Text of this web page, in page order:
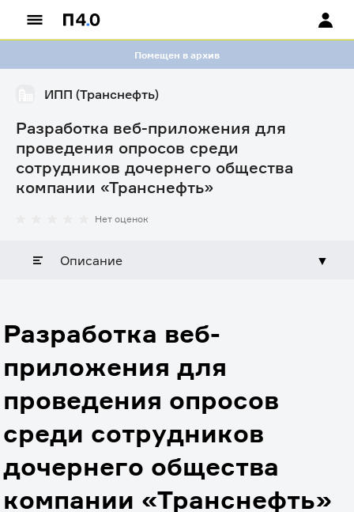
Помещен в архив
ИПП (Транснефть)
Разработка веб-приложения для
проведения опросов среди
сотрудников дочернего общества
компании «Транснефть»
Нет оценок
Описание ▼
Разработка веб-
приложения для
проведения опросов
среди сотрудников
дочернего общества
компании «Транснефть»